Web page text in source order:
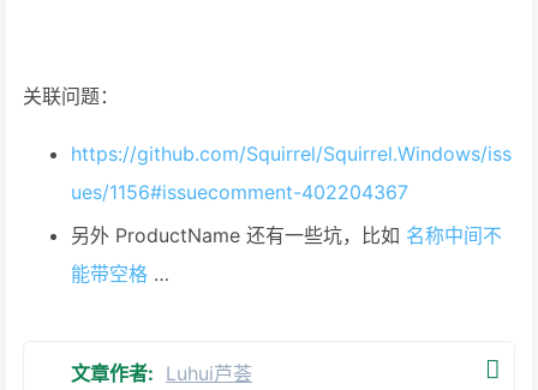
关联问题：
https://github.com/Squirrel/Squirrel.Windows/iss
ues/1156#issuecomment-402204367
另外 ProductName 还有一些坑，比如 名称中间不
能带空格 …
文章作者: Luhui芦荟